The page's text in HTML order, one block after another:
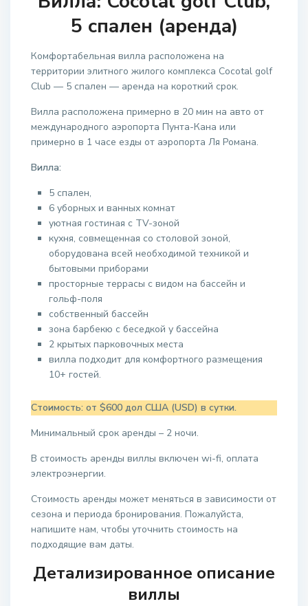
5 спален (аренда)
Комфортабельная вилла расположена на
территории элитного жилого комплекса Cocotal golf
Club — 5 спален — аренда на короткий срок.
Вилла расположена примерно в 20 мин на авто от
международного аэропорта Пунта-Кана или
примерно в 1 часе езды от аэропорта Ля Романа.
Вилла:
5 спален,
6 уборных и ванных комнат
уютная гостиная с TV-зоной
кухня, совмещенная со столовой зоной,
оборудована всей необходимой техникой и
бытовыми приборами
просторные террасы с видом на бассейн и
гольф-поля
собственный бассейн
зона барбекю с беседкой у бассейна
2 крытых парковочных места
вилла подходит для комфортного размещения
10+ гостей.
Стоимость: от $600 дол США (USD) в сутки.
Минимальный срок аренды – 2 ночи.
В стоимость аренды виллы включен wi-fi, оплата
электроэнергии.
Стоимость аренды может меняться в зависимости от
сезона и периода бронирования. Пожалуйста,
напишите нам, чтобы уточнить стоимость на
подходящие вам даты.
Детализированное описание
виллы